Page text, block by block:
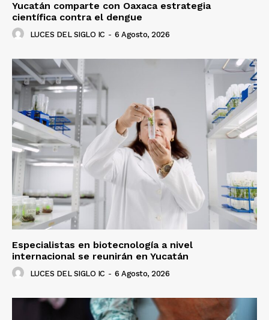
Yucatán comparte con Oaxaca estrategia
científica contra el dengue
LUCES DEL SIGLO IC - 6 Agosto, 2026
Especialistas en biotecnología a nivel
internacional se reunirán en Yucatán
LUCES DEL SIGLO IC - 6 Agosto, 2026